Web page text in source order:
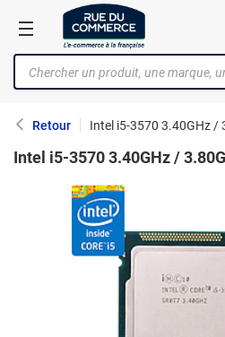
Retour Intel i5-3570 3.40GHz /
Intel i5-3570 3.40GHz /